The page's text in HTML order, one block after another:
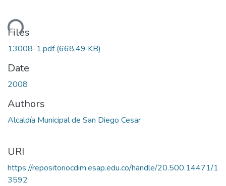
Files
13008-1.pdf(668.49 KB)
Date
2008
Authors
Alcaldía Municipal de San Diego Cesar
URI
https://repositoriocdim.esap.edu.co/handle/20.500.14471/1
3592